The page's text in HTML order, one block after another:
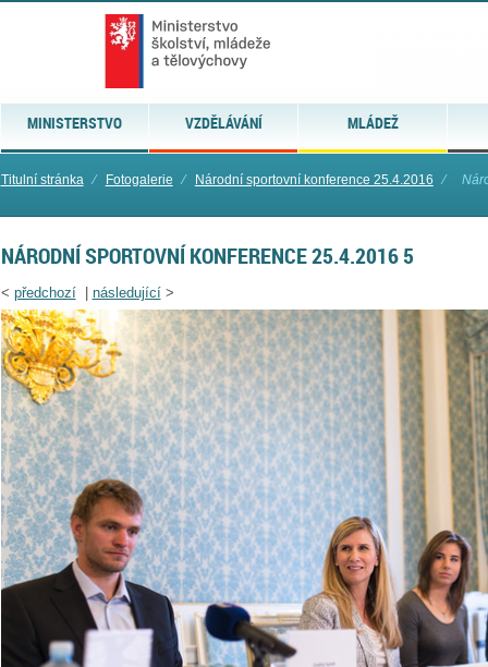
MINISTERSTVO VZDĚLÁVÁNÍ MLÁDEŽ
Titulní stránka ⁄ Fotogalerie ⁄ Národní sportovní konference 25.4.2016 ⁄
NÁRODNÍ SPORTOVNÍ KONFERENCE 25.4.2016 5
< předchozí| následující>